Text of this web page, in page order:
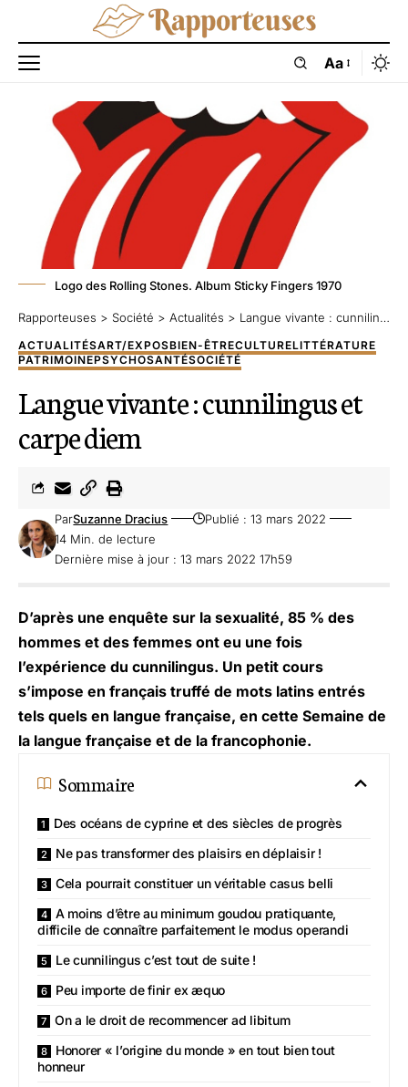
Aa
Logo des Rolling Stones. Album Sticky Fingers 1970
Rapporteuses > Société > Actualités > Langue vivante : cunnilingus et carpe diem
ACTUALITÉSART/EXPOSBIEN-ÊTRECULTURELITTÉRATURE
PATRIMOINEPSYCHOSANTÉSOCIÉTÉ
Langue vivante : cunnilingus et
carpe diem
Dernière mise à jour : 13 mars 2022 17h59
ParSuzanne Dracius
Publié : 13 mars 2022
14 Min. de lecture
D’après une enquête sur la sexualité, 85 % des
hommes et des femmes ont eu une fois
l’expérience du cunnilingus. Un petit cours
s’impose en français truffé de mots latins entrés
tels quels en langue française, en cette Semaine de
la langue française et de la francophonie.
Sommaire
Des océans de cyprine et des siècles de progrès
Ne pas transformer des plaisirs en déplaisir !
Cela pourrait constituer un véritable casus belli
A moins d’être au minimum goudou pratiquante,
difficile de connaître parfaitement le modus operandi
Le cunnilingus c’est tout de suite !
Peu importe de finir ex æquo
On a le droit de recommencer ad libitum
Honorer « l’origine du monde » en tout bien tout
honneur